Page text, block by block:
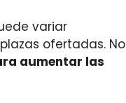
variar
ofertadas. No
aumentar las